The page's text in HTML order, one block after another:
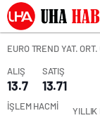
EURO TREND YAT.
ALIŞ
13.7
SATIŞ
13.71
İŞLEM HACMİ YILLIK